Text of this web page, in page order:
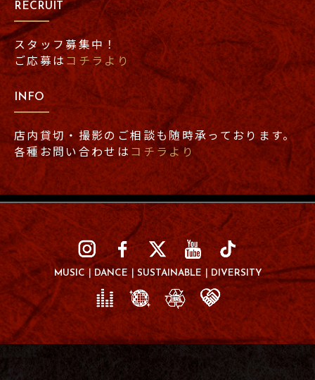
RECRUIT
スタッフ募集中！
ご応募はコチラより
INFO
店内貸切・撮影のご相談も随時承っております。
各種お問い合わせはコチラより
MUSIC DANCE SUSTAINABLE DIVERSITY